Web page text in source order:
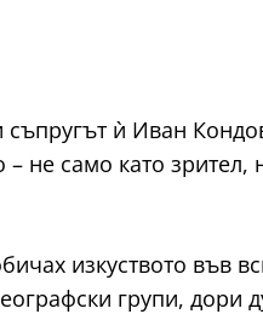
ѝ Иван
не само като
изкуството във
групи, дори